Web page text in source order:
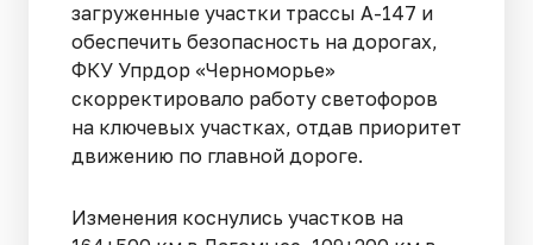
загруженные участки трассы А-147 и
обеспечить безопасность на дорогах,
ФКУ Упрдор «Черноморье»
скорректировало работу светофоров
на ключевых участках, отдав приоритет
движению по главной дороге.
Изменения коснулись участков на